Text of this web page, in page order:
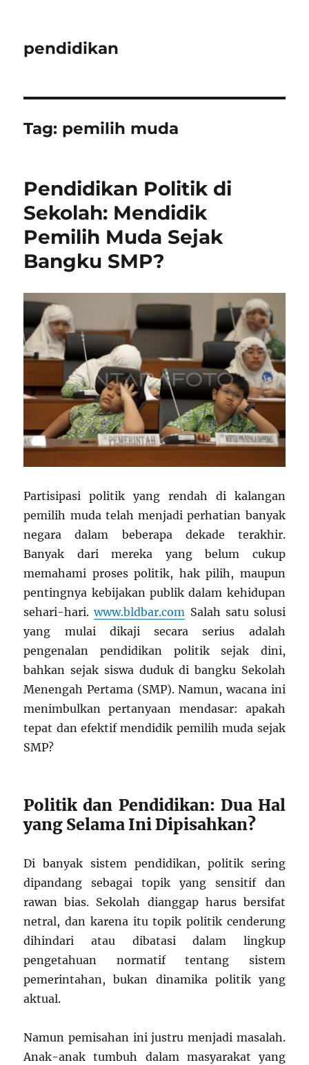
pendidikan
Tag: pemilih muda
Pendidikan Politik di
Sekolah: Mendidik
Pemilih Muda Sejak
Bangku SMP?
Partisipasi politik yang rendah di kalangan
pemilih muda telah menjadi perhatian banyak
negara dalam beberapa dekade terakhir.
Banyak dari mereka yang belum cukup
memahami proses politik, hak pilih, maupun
pentingnya kebijakan publik dalam kehidupan
sehari-hari.www.bldbar.com Salah satu solusi
yang mulai dikaji secara serius adalah
pengenalan pendidikan politik sejak dini,
bahkan sejak siswa duduk di bangku Sekolah
Menengah Pertama (SMP). Namun, wacana ini
menimbulkan pertanyaan mendasar: apakah
tepat dan efektif mendidik pemilih muda sejak
SMP?
Politik dan Pendidikan: Dua Hal
yang Selama Ini Dipisahkan?
Di banyak sistem pendidikan, politik sering
dipandang sebagai topik yang sensitif dan
rawan bias. Sekolah dianggap harus bersifat
netral, dan karena itu topik politik cenderung
dihindari atau dibatasi dalam lingkup
pengetahuan normatif tentang sistem
pemerintahan, bukan dinamika politik yang
aktual.
Namun pemisahan ini justru menjadi masalah.
Anak-anak tumbuh dalam masyarakat yang